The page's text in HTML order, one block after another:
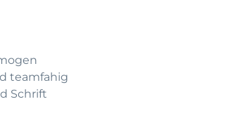
teamfahig
Schrift